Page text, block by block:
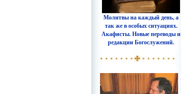
Молитвы на каждый день, а
так же в особых ситуациях.
Акафисты. Новые переводы и
редакции Богослужений.